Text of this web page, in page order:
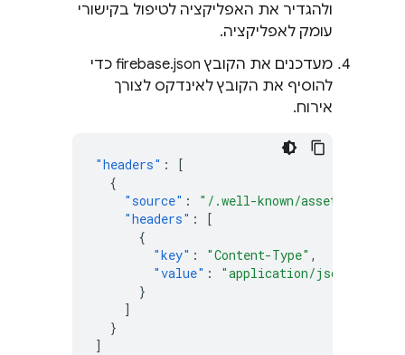
ולהגדיר את האפליקציה לטיפול בקישורי
עומק לאפליקציה.
מעדכנים את הקובץ firebase.json כדי
להוסיף את הקובץ לאינדקס לצורך
אירוח.
"headers" :
[
{
"source" :
"/.well-known/
"headers" :
[
{
"key" : "Content-Type" ,
"value" :
"application/json"
}
]
}
]